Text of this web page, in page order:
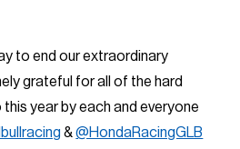
to end our extraordinary
grateful for all of the hard
year by each and everyone
&@HondaRacingGLB